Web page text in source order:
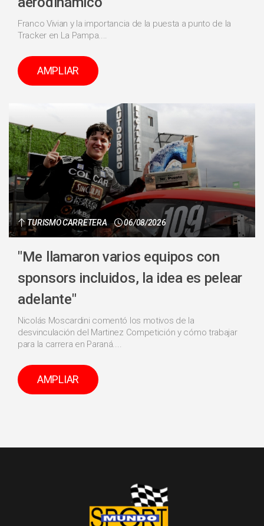
Franco Vivian y la importancia de la puesta a punto de la
Tracker en La Pampa....
AMPLIAR
TURISMO CARRETERA 06/08/2026
"Me llamaron varios equipos con
sponsors incluidos, la idea es pelear
adelante"
Nicolás Moscardini comentó los motivos de la
desvinculación del Martinez Competición y cómo trabajar
para la carrera en Paraná....
AMPLIAR